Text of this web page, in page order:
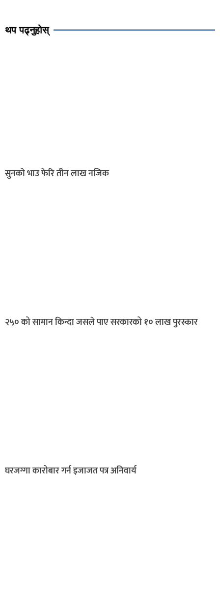
थप पढ्नुहोस्
सुनको भाउ फेरि तीन लाख नजिक
२५० को सामान किन्दा जसले पाए सरकारको १० लाख पुरस्कार
घरजग्गा कारोबार गर्न इजाजत पत्र अनिवार्य